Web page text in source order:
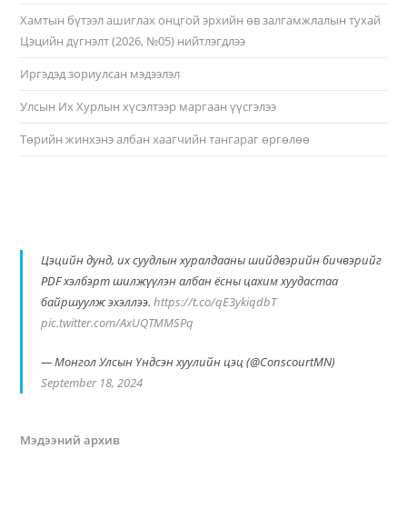
Хамтын бүтээл ашиглах онцгой эрхийн өв залгамжлалын тухай
Цэцийн дүгнэлт (2026, №05) нийтлэгдлээ
Иргэдэд зориулсан мэдээлэл
Улсын Их Хурлын хүсэлтээр маргаан үүсгэлээ
Төрийн жинхэнэ албан хаагчийн тангараг өргөлөө
Цэцийн дунд, их суудлын хуралдааны шийдвэрийн бичвэрийг
PDF хэлбэрт шилжүүлэн албан ёсны цахим хуудастаа
байршуулж эхэллээ.https://t.co/qE3ykiqdbT
pic.twitter.com/AxUQTMMSPq
— Монгол Улсын Үндсэн хуулийн цэц (@ConscourtMN)
September 18, 2024
Мэдээний архив